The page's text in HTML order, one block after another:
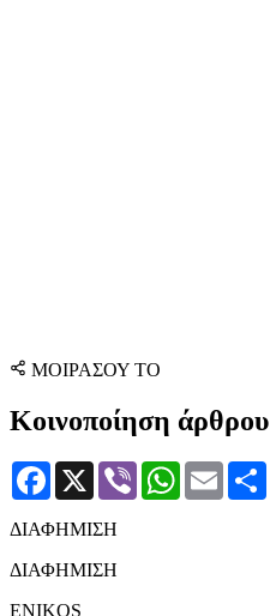
ΜΟΙΡΑΣΟΥ ΤΟ
Κοινοποίηση άρθρου
Facebook
X Viber WhatsApp
Email
ΔΙΑΦΗΜΙΣΗ
ΔΙΑΦΗΜΙΣΗ
ENIKOS